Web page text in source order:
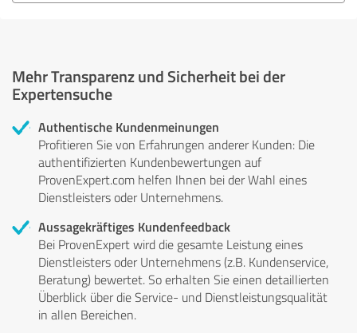
Mehr Transparenz und Sicherheit bei der
Expertensuche
Authentische Kundenmeinungen
Profitieren Sie von Erfahrungen anderer Kunden: Die
authentifizierten Kundenbewertungen auf
ProvenExpert.com helfen Ihnen bei der Wahl eines
Dienstleisters oder Unternehmens.
Aussagekräftiges Kundenfeedback
Bei ProvenExpert wird die gesamte Leistung eines
Dienstleisters oder Unternehmens (z.B. Kundenservice,
Beratung) bewertet. So erhalten Sie einen detaillierten
Überblick über die Service- und Dienstleistungsqualität
in allen Bereichen.